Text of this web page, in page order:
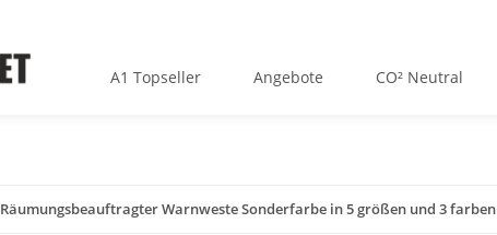
A1 Topseller Angebote CO² Neutral
Räumungsbeauftragter Warnweste Sonderfarbe in 5 größen und 3 farben